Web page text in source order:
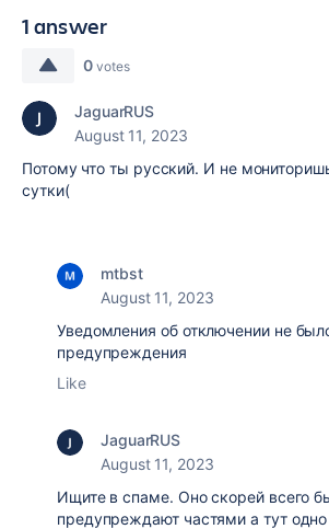
1 answer
0 votes
JaguarRUS
August 11, 2023
Потому что ты русский. И не
сутки(
mtbst
August 11, 2023
Уведомления об отключении не
предупреждения
Like
JaguarRUS
August 11, 2023
Ищите в спаме. Оно скорей всего
предупреждают частями а тут